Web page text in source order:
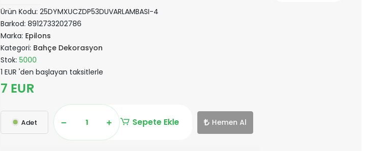
Ürün Kodu:25DYMXUCZDP53DUVARLAMBASI-4
Barkod:8912733202786
Marka: Epilons
Kategori: Bahçe Dekorasyon
Stok:5000
1 EUR 'den başlayan taksitlerle
7 EUR
Adet Sepete Ekle Hemen Al